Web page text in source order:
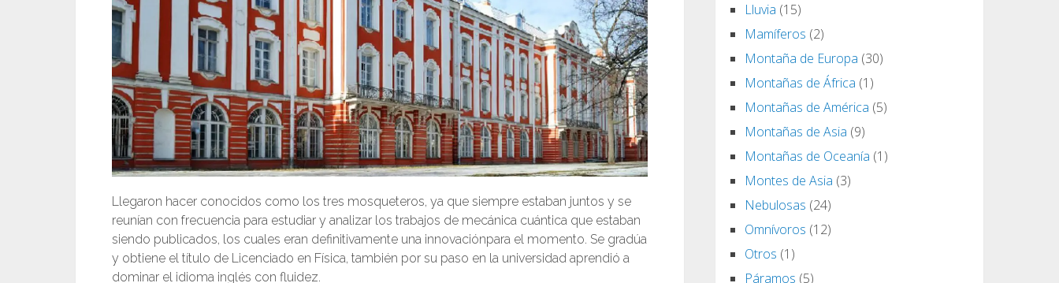
Llegaron hacer conocidos como los tres mosqueteros, ya que siempre estaban juntos y se
reunían con frecuencia para estudiar y analizar los trabajos de mecánica cuántica que estaban
siendo publicados, los cuales eran definitivamente una innovaciónpara el momento. Se gradúa
y obtiene el título de Licenciado en Física, también por su paso en la universidad aprendió a
dominar el idioma inglés con fluidez.
Lluvia (15)
Mamíferos (2)
Montaña de Europa (30)
Montañas de África (1)
Montañas de América (5)
Montañas de Asia (9)
Montañas de Oceanía (1)
Montes de Asia (3)
Nebulosas (24)
Omnívoros (12)
Otros (1)
Páramos (5)